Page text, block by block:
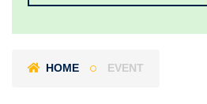
HOME EVENT